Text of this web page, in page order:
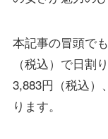
本記事の冒頭で
（税込）で日割
3,883円（税込）
ります。